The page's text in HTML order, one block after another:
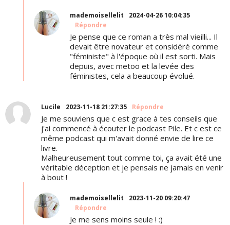
mademoisellelit
2024-04-26 10:04:35
Répondre
Je pense que ce roman a très mal vieilli... Il
devait être novateur et considéré comme
"féministe" à l'époque où il est sorti. Mais
depuis, avec metoo et la levée des
féministes, cela a beaucoup évolué.
Lucile 2023-11-18 21:27:35 Répondre
Je me souviens que c est grace à tes conseils que
j'ai commencé à écouter le podcast Pile. Et c est ce
même podcast qui m'avait donné envie de lire ce
livre.
Malheureusement tout comme toi, ça avait été une
véritable déception et je pensais ne jamais en venir
à bout !
mademoisellelit
2023-11-20 09:20:47
Répondre
Je me sens moins seule ! :)